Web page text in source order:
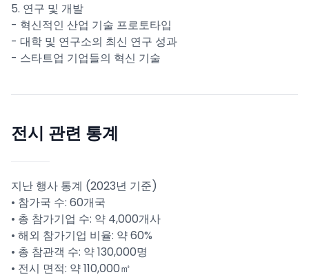
5. 연구 및 개발
- 혁신적인 산업 기술 프로토타입
- 대학 및 연구소의 최신 연구 성과
- 스타트업 기업들의 혁신 기술
전시 관련 통계
지난 행사 통계 (2023년 기준)
• 참가국 수: 60개국
• 총 참가기업 수: 약 4,000개사
• 해외 참가기업 비율: 약 60%
• 총 참관객 수: 약 130,000명
• 전시 면적: 약 110,000㎡